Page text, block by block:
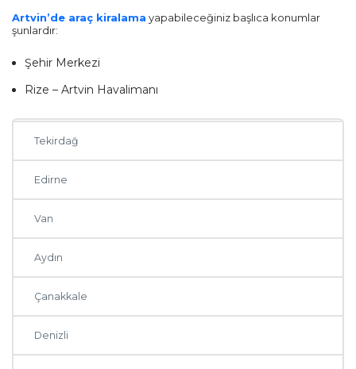
Artvin’de araç kiralama yapabileceğiniz başlıca konumlar
şunlardır:
Şehir Merkezi
Rize – Artvin Havalimanı
Eskişehir
Hatay
Tekirdağ
Edirne
Van
Aydın
Çanakkale
Denizli